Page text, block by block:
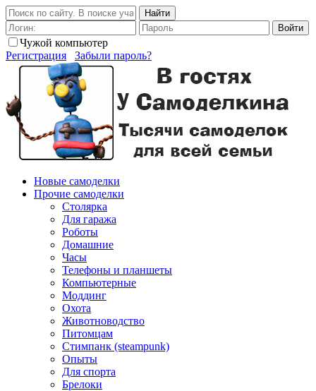
Найти
Войти
Чужой компьютер
Регистрация
Забыли пароль?
Новые самоделки
Прочие самоделки
Столярка
Для гаража
Роботы
Домашние
Часы
Телефоны и планшеты
Компьютерные
Моддинг
Охота
Животноводство
Питомцам
Стимпанк (steampunk)
Опыты
Для спорта
Брелоки